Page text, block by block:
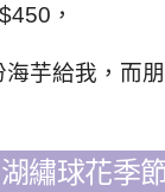
，
芋給我，而
繡球花季